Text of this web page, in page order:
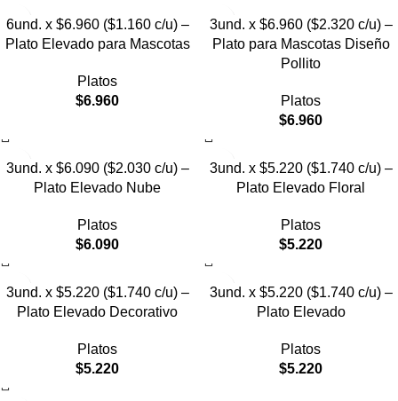
6und. x $6.960 ($1.160 c/u) –
Plato Elevado para Mascotas
Platos
$6.960
3und. x $6.960 ($2.320 c/u) –
Plato para Mascotas Diseño
Pollito
Platos
$6.960
3und. x $6.090 ($2.030 c/u) –
Plato Elevado Nube
Platos
$6.090
3und. x $5.220 ($1.740 c/u) –
Plato Elevado Floral
Platos
$5.220
3und. x $5.220 ($1.740 c/u) –
Plato Elevado Decorativo
Platos
$5.220
3und. x $5.220 ($1.740 c/u) –
Plato Elevado
Platos
$5.220